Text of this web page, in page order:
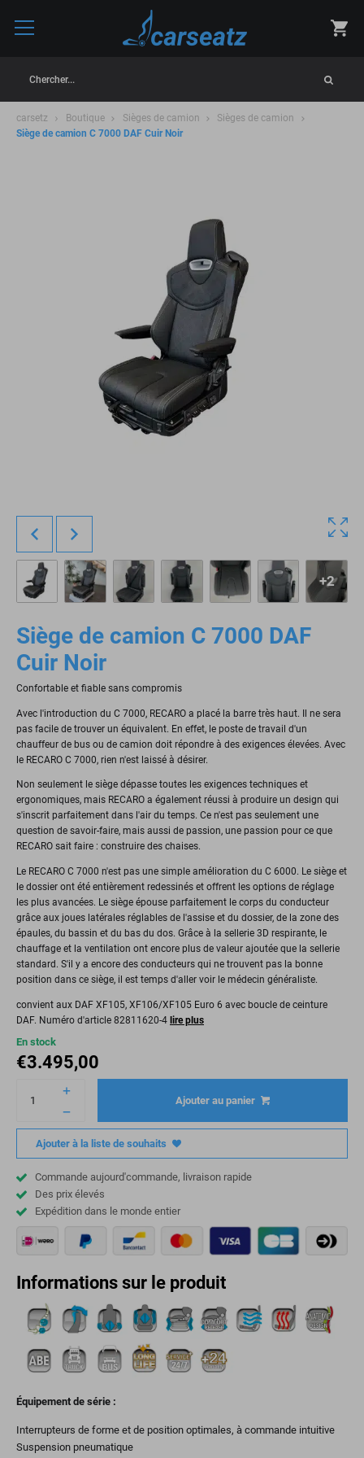
Chercher...
carsetz Boutique Sièges de camion
Sièges de camion
Siège de camion C 7000 DAF Cuir Noir
+2
Siège de camion C 7000 DAF
Cuir Noir
Confortable et fiable sans compromis
Avec l'introduction du C 7000, RECARO a placé la barre très haut. Il ne sera
pas facile de trouver un équivalent. En effet, le poste de travail d'un
chauffeur de bus ou de camion doit répondre à des exigences élevées. Avec
le RECARO C 7000, rien n'est laissé à désirer.
Non seulement le siège dépasse toutes les exigences techniques et
ergonomiques, mais RECARO a également réussi à produire un design qui
s'inscrit parfaitement dans l'air du temps. Ce n'est pas seulement une
question de savoir-faire, mais aussi de passion, une passion pour ce que
RECARO sait faire : construire des chaises.
Le RECARO C 7000 n'est pas une simple amélioration du C 6000. Le siège et
le dossier ont été entièrement redessinés et offrent les options de réglage
les plus avancées. Le siège épouse parfaitement le corps du conducteur
grâce aux joues latérales réglables de l'assise et du dossier, de la zone des
épaules, du bassin et du bas du dos. Grâce à la sellerie 3D respirante, le
chauffage et la ventilation ont encore plus de valeur ajoutée que la sellerie
standard. S'il y a encore des conducteurs qui ne trouvent pas la bonne
position dans ce siège, il est temps d'aller voir le médecin généraliste.
convient aux DAF XF105, XF106/XF105 Euro 6 avec boucle de ceinture
DAF. Numéro d'article 82811620-4 lire plus
En stock
€3.495,00
Ajouter au panier
Ajouter à la liste de souhaits
Commande aujourd'commande, livraison rapide
Des prix élevés
Expédition dans le monde entier
Informations sur le produit
Équipement de série :
Interrupteurs de forme et de position optimales, à commande intuitive
Suspension pneumatique